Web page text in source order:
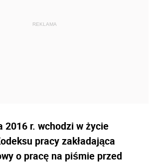
2016 r. wchodzi w życie
pracy zakładająca
o pracę na piśmie przed